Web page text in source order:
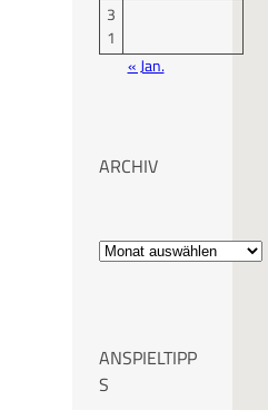
3
1
« Jan.
ARCHIV
A
h
ANSPIELTIPP
S